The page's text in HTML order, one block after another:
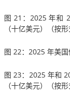
图 21：2025 年和
（十亿美元）（按形
图 22：2025 年美国
图 23：2025 年和
（十亿美元）（按形